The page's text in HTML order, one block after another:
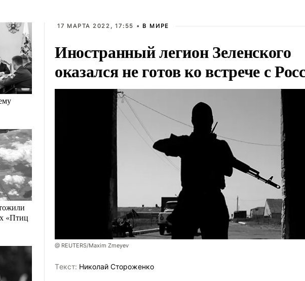
«Птиц
17 МАРТА 2022, 17:55 • В МИРЕ
Иностранный легион Зеленского
оказался не готов ко встрече с
@ REUTERS/Maxim Zmeyev
Tекст: Николай Стороженко